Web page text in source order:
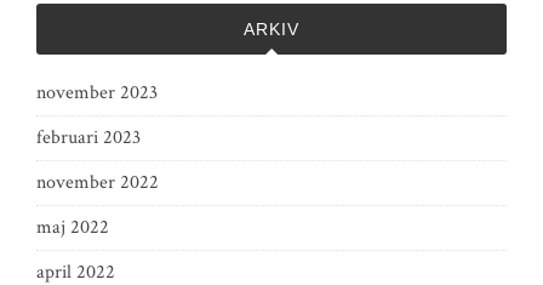
ARKIV
november 2023
februari 2023
november 2022
maj 2022
april 2022